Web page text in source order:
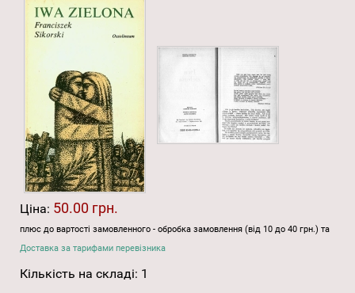
Ціна: 50.00 грн.
плюс до вартості замовленного - обробка замовлення (від 10 до 40 грн.) та
Доставка за тарифами перевізника
Кількість на складі: 1